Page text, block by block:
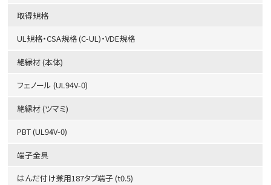
取得規格
UL規格・CSA規格 (C-UL)・VDE規格
絶縁材 (本体)
フェノール (UL94V-0)
絶縁材 (ツマミ)
PBT (UL94V-0)
端子金具
はんだ付け兼用187タブ端子 (t0.5)